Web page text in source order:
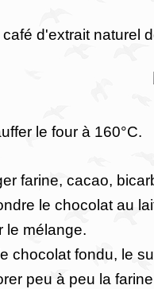
café d'extrait naturel
le four à 160°C.
farine, cacao,
le chocolat au
le mélange.
chocolat fondu, le
peu à peu la